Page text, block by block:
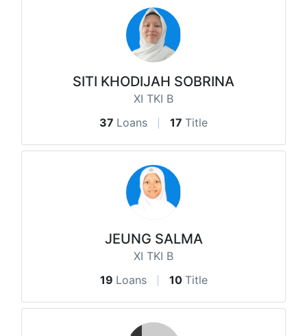
SITI KHODIJAH SOBRINA
XI TKI B
37 Loans 17 Title
JEUNG SALMA
XI TKI B
19 Loans 10 Title